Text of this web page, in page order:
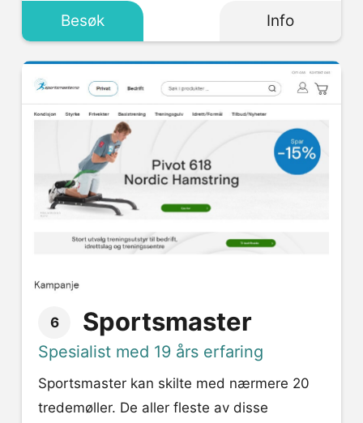
Besøk Info
6 Sportsmaster
Spesialist med 19 års erfaring
Sportsmaster kan skilte med nærmere 20
tredemøller. De aller fleste av disse